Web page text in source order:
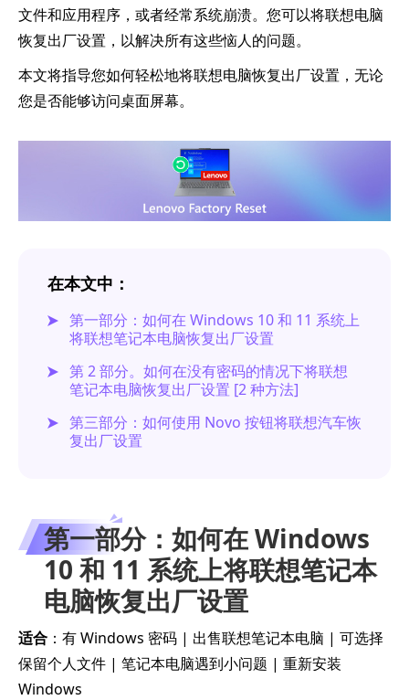
文件和应用程序，或者经常系统崩溃。您可以将联想电脑
恢复出厂设置，以解决所有这些恼人的问题。
本文将指导您如何轻松地将联想电脑恢复出厂设置，无论
您是否能够访问桌面屏幕。
在本文中：
第一部分：如何在 Windows 10 和 11 系统上
将联想笔记本电脑恢复出厂设置
第 2 部分。如何在没有密码的情况下将联想
笔记本电脑恢复出厂设置 [2 种方法]
第三部分：如何使用 Novo 按钮将联想汽车恢
复出厂设置
第一部分：如何在 Windows
10 和 11 系统上将联想笔记本
电脑恢复出厂设置
适合 ：有 Windows 密码 | 出售联想笔记本电脑 | 可选择
保留个人文件 | 笔记本电脑遇到小问题 | 重新安装
Windows